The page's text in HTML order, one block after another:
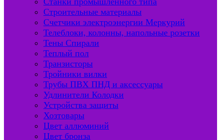
Строительные материалы
Счетчики электроэнергии Меркурий
Телеблоки, колонны, напольные розетки
Тены Спирали
Теплый пол
Транзисторы
Тройники вилки
Трубы ПВХ ПНД и аксессуары
Удлинители Колодки
Устройства защиты
Хозтовары
Цвет аллюминий
Цвет бронза